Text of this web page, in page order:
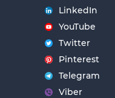
LinkedIn
YouTube
Twitter
Pinterest
Telegram
Viber